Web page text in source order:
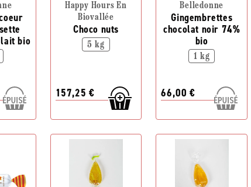
bio
Happy Hours En
Biovallée
Choco nuts
5 kg
157,25 €
Belledonne
Gingembrettes
chocolat noir 74%
bio
1 kg
66,00 €